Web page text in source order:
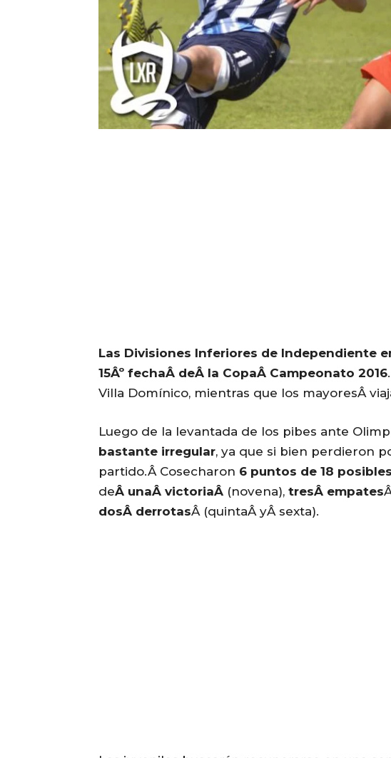
Las Divisiones Inferiores de Independiente
15Âº fechaÂ deÂ la CopaÂ Campeonato 2016
Villa Domínico, mientras que los mayoresÂ
Luego de la levantada de los pibes ante
bastante irregular, ya que si bien perdieron
partido.Â Cosecharon 6 puntos de 18 posibles
deÂ unaÂ victoriaÂ (novena), tresÂ empates
dosÂ derrotasÂ (quintaÂ yÂ sexta).